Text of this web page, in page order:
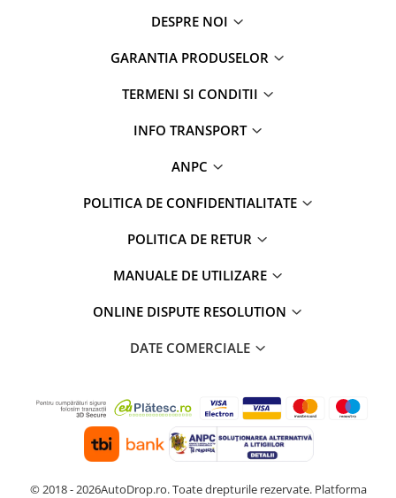
DESPRE NOI
GARANTIA PRODUSELOR
TERMENI SI CONDITII
INFO TRANSPORT
ANPC
POLITICA DE CONFIDENTIALITATE
POLITICA DE RETUR
MANUALE DE UTILIZARE
ONLINE DISPUTE RESOLUTION
DATE COMERCIALE
© 2018 - 2026AutoDrop.ro. Toate drepturile rezervate. Platforma